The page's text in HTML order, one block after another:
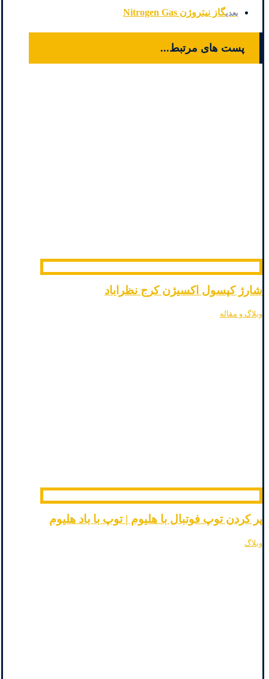
بعدیگاز نیتروژن Nitrogen Gas
پست های مرتبط...
شارژ کپسول اکسیژن کرج نظراباد
وبلاگ و مقاله
پر کردن توپ فوتبال با هلیوم | توپ با باد هلیوم
وبلاگ